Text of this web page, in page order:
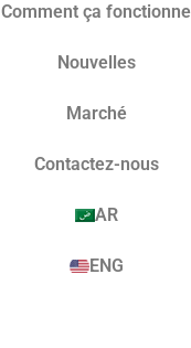
Comment ça fonctionne
Nouvelles
Marché​
Contactez-nous
AR
ENG